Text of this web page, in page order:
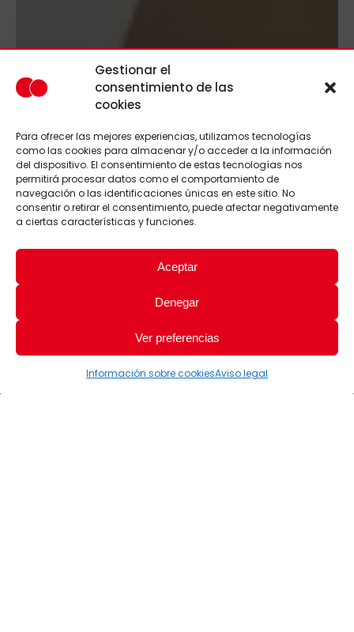
Gestionar el
consentimiento de las
cookies
Para ofrecer las mejores experiencias, utilizamos tecnologías
como las cookies para almacenar y/o acceder a la información
del dispositivo. El consentimiento de estas tecnologías nos
permitirá procesar datos como el comportamiento de
navegación o las identificaciones únicas en este sitio. No
consentir o retirar el consentimiento, puede afectar negativamente
a ciertas características y funciones.
Aceptar
Denegar
Ver preferencias
Información sobre cookiesAviso legal